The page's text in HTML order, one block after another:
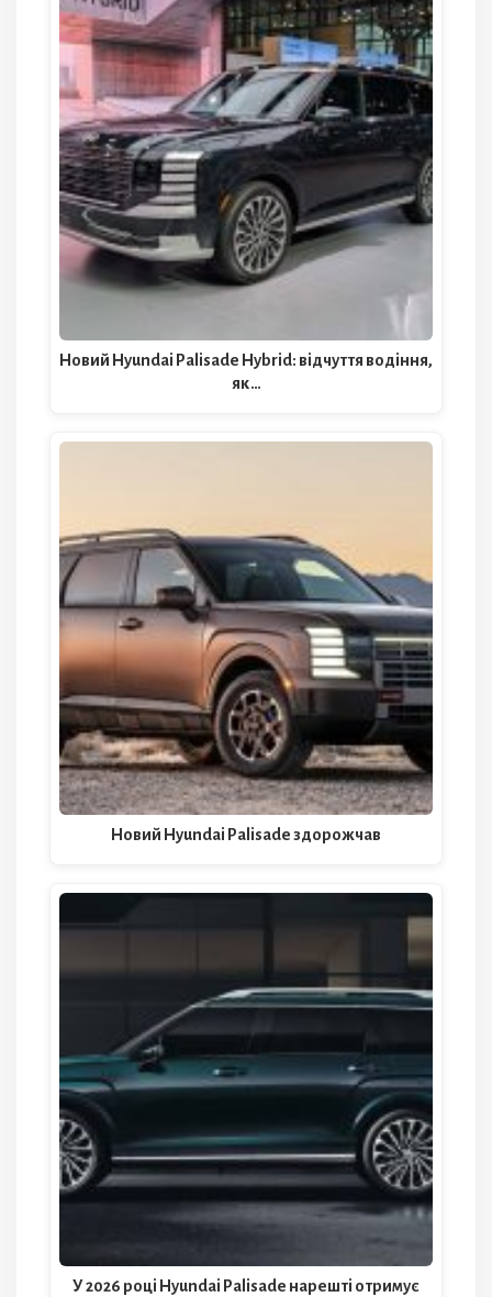
Новий Hyundai Palisade Hybrid: відчуття водіння,
як…
Новий Hyundai Palisade здорожчав
У 2026 році Hyundai Palisade нарешті отримує